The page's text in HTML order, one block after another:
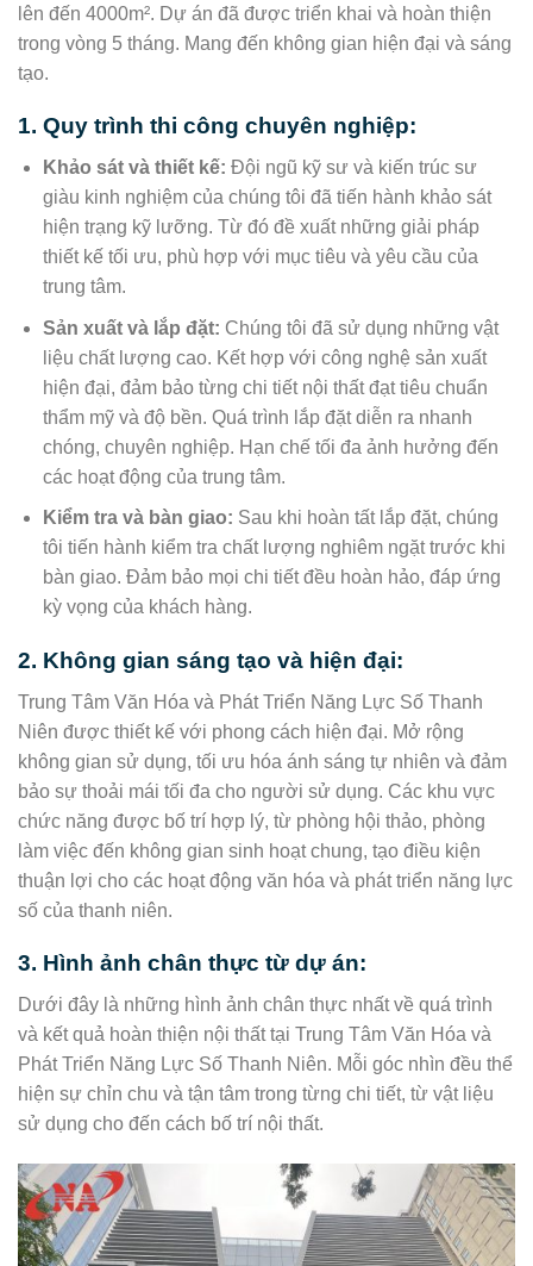
lên đến 4000m². Dự án đã được triển khai và hoàn thiện
trong vòng 5 tháng. Mang đến không gian hiện đại và sáng
tạo.
1. Quy trình thi công chuyên nghiệp:
Khảo sát và thiết kế: Đội ngũ kỹ sư và kiến trúc sư
giàu kinh nghiệm của chúng tôi đã tiến hành khảo sát
hiện trạng kỹ lưỡng. Từ đó đề xuất những giải pháp
thiết kế tối ưu, phù hợp với mục tiêu và yêu cầu của
trung tâm.
Sản xuất và lắp đặt: Chúng tôi đã sử dụng những vật
liệu chất lượng cao. Kết hợp với công nghệ sản xuất
hiện đại, đảm bảo từng chi tiết nội thất đạt tiêu chuẩn
thẩm mỹ và độ bền. Quá trình lắp đặt diễn ra nhanh
chóng, chuyên nghiệp. Hạn chế tối đa ảnh hưởng đến
các hoạt động của trung tâm.
Kiểm tra và bàn giao: Sau khi hoàn tất lắp đặt, chúng
tôi tiến hành kiểm tra chất lượng nghiêm ngặt trước khi
bàn giao. Đảm bảo mọi chi tiết đều hoàn hảo, đáp ứng
kỳ vọng của khách hàng.
2. Không gian sáng tạo và hiện đại:
Trung Tâm Văn Hóa và Phát Triển Năng Lực Số Thanh
Niên được thiết kế với phong cách hiện đại. Mở rộng
không gian sử dụng, tối ưu hóa ánh sáng tự nhiên và đảm
bảo sự thoải mái tối đa cho người sử dụng. Các khu vực
chức năng được bố trí hợp lý, từ phòng hội thảo, phòng
làm việc đến không gian sinh hoạt chung, tạo điều kiện
thuận lợi cho các hoạt động văn hóa và phát triển năng lực
số của thanh niên.
3. Hình ảnh chân thực từ dự án:
Dưới đây là những hình ảnh chân thực nhất về quá trình
và kết quả hoàn thiện nội thất tại Trung Tâm Văn Hóa và
Phát Triển Năng Lực Số Thanh Niên. Mỗi góc nhìn đều thể
hiện sự chỉn chu và tận tâm trong từng chi tiết, từ vật liệu
sử dụng cho đến cách bố trí nội thất.